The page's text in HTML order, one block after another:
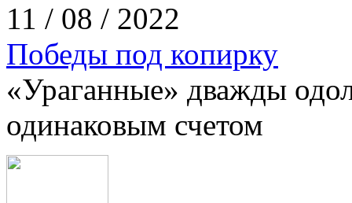
11 / 08 / 2022
Победы под копирку
«Ураганные» дважды
одинаковым счетом